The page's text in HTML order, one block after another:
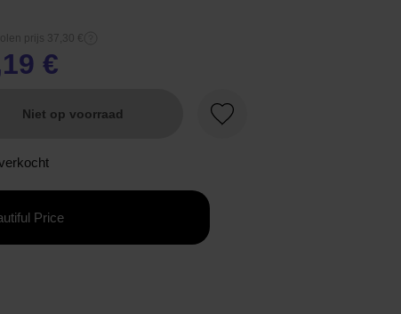
prijs 37,30 €
€
Niet op voorraad
Favoriet
Price